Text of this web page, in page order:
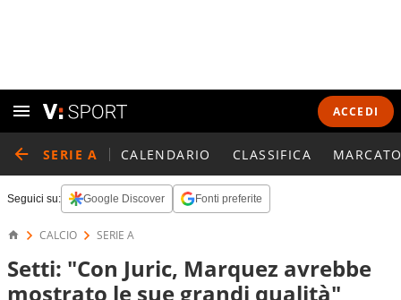
ACCEDI
SERIE A CALENDARIO CLASSIFICA
Seguici su: Google Discover Fonti preferite
CALCIO SERIE A
Setti: "Con Juric, Marquez avrebbe
mostrato le sue grandi qualità"